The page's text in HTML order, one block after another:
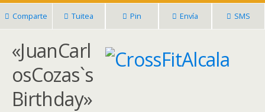
Comparte Tuitea Pin Envía SMS
«JuanCarl
osCozas`s
Birthday»